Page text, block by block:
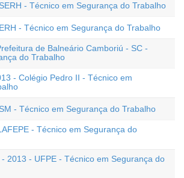
- Técnico em Segurança do Trabalho
- Técnico em Segurança do Trabalho
de Balneário Camboriú - SC -
do Trabalho
- Colégio Pedro II - Técnico em
- Técnico em Segurança do Trabalho
- Técnico em Segurança do
- 2013 - UFPE - Técnico em Segurança do